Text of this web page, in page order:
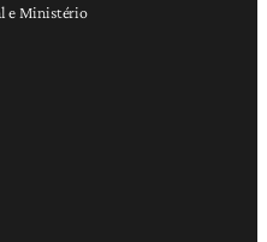
e Ministério